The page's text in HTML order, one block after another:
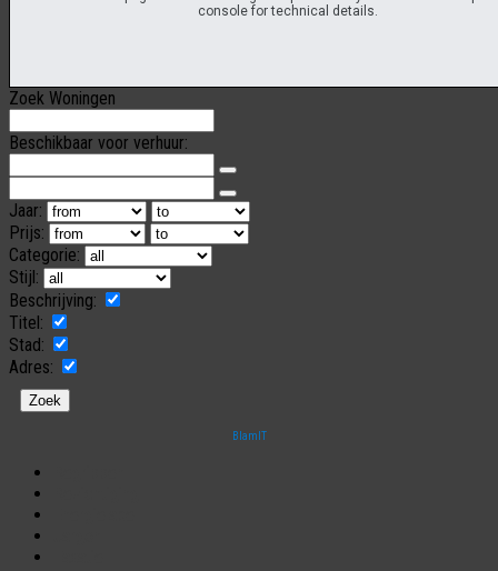
console for technical details.
Zoek Woningen
Beschikbaar voor verhuur:
Jaar:
Prijs:
Categorie:
Stijl:
Beschrijving:
Titel:
Stad:
Adres:
BlamIT